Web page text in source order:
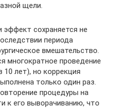
щели.
эффект сохраняется не
периода
вмешательство.
многократное проведение
10 лет), но коррекция
только один раз.
процедуры на
к его выворачиванию, что